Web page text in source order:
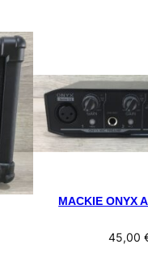
MACKIE ONYX
45,00